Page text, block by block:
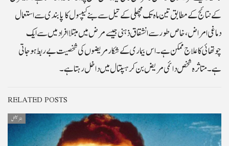
کے نتائج کے مطابق تین ماہ تک مچھلی کے تیل سے بنے کیپسول کا پابندی سے استعمال
دماغی امراض، خاص طور سے انشقاق ذہنی جیسے مرض میں مبتلا افراد میں سے ایک
چوتھائی کا علاج ممکن ہے۔ اس بیماری کے شکار مریضوں کی شخصیت بے ربط ہو جاتی
ہے۔ متاثرہ شخص دائمی مریض بن کر ہسپتال میں داخل رہتا ہے۔
RELATED POSTS
انٹرنیشنل